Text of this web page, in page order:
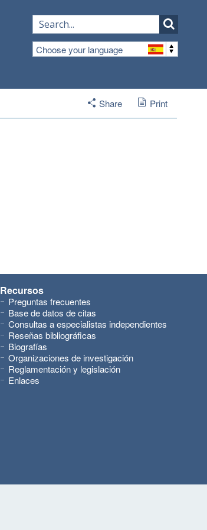
Choose your language
Share Print
Recursos
Preguntas frecuentes
Base de datos de citas
Consultas a especialistas independientes
Reseñas bibliográficas
Biografías
Organizaciones de investigación
Reglamentación y legislación
Enlaces